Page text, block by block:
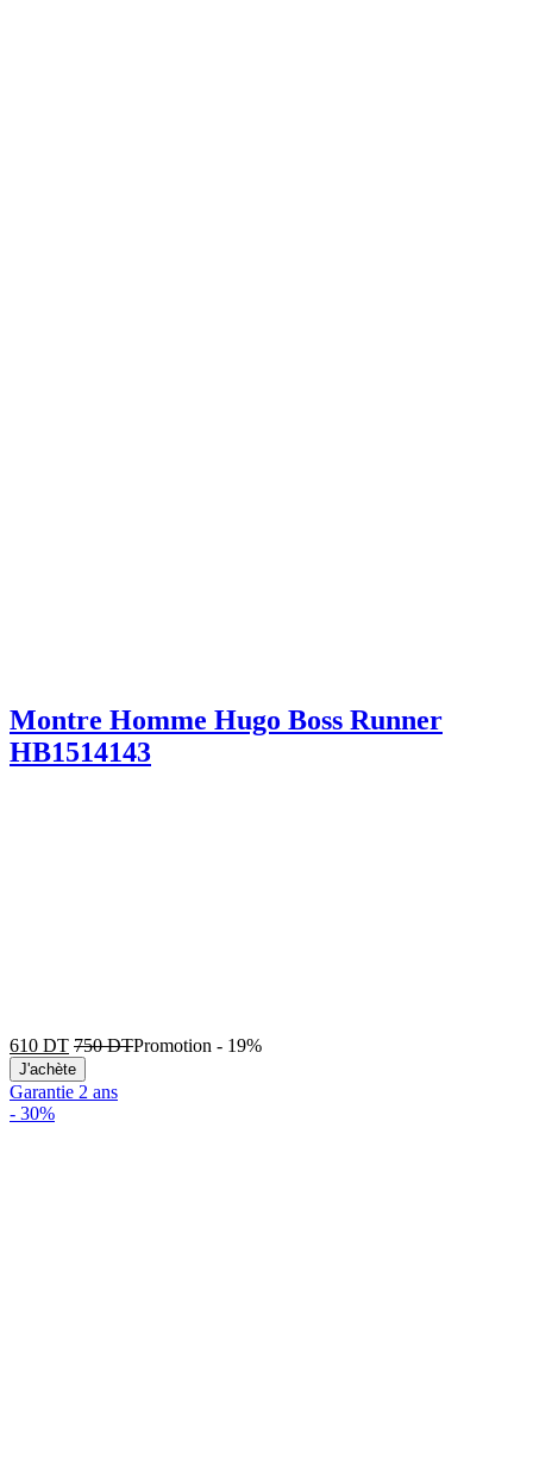
Montre Homme Hugo Boss Runner
HB1514143
610 DT 750DTPromotion - 19%
J'achète
Garantie 2 ans
- 30%